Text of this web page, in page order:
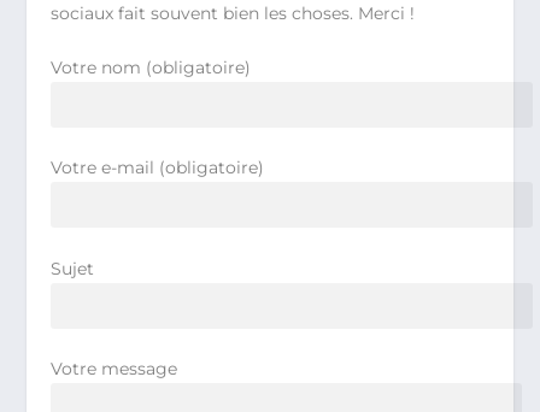
sociaux fait souvent bien les choses. Merci !
Votre nom (obligatoire)
Votre e-mail (obligatoire)
Sujet
Votre message